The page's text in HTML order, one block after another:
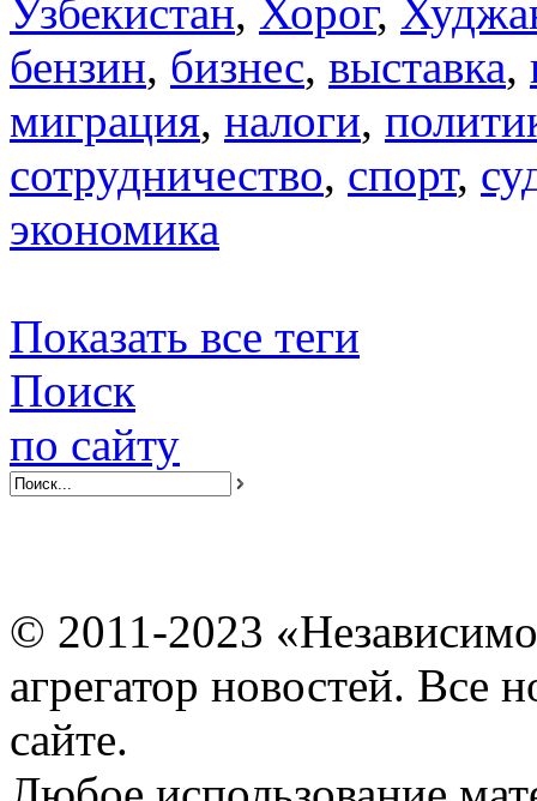
Узбекистан, Хорог,
бензин, бизнес, выставка,
миграция, налоги,
сотрудничество, спорт,
экономика
Показать все теги
Поиск
по сайту
© 2011-2023
агрегатор новостей. Все
сайте.